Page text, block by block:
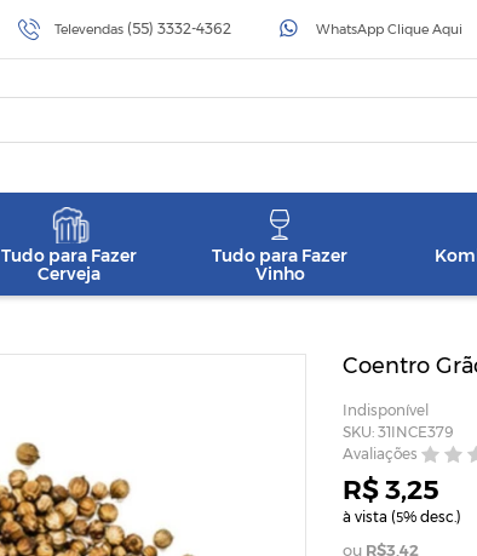
Televendas (55) 3332-4362 WhatsApp Clique Aqui
Tudo para Fazer
Cerveja
Tudo para Fazer
Vinho
Coentro
Indisponível
SKU: 31INCE379
Avaliações
R$ 3,25
à vista (5% desc.)
R$3,42